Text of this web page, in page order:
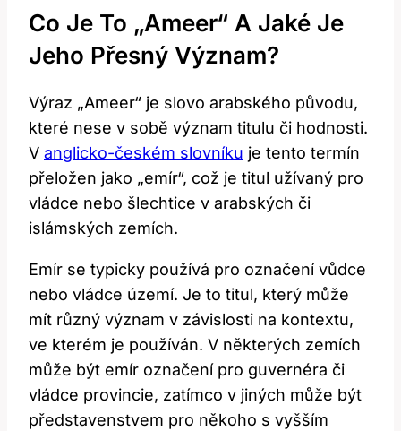
Co Je To „Ameer“ A⁢ Jaké Je⁣
Jeho ⁣přesný Význam?
Výraz „Ameer“ je slovo arabského původu,
které nese v sobě význam titulu či hodnosti.
V anglicko-českém slovníku je tento termín‌
přeložen jako „emír“, což je titul užívaný pro
vládce nebo ‌šlechtice ‍v ‍arabských či
islámských zemích.
Emír se typicky ⁣používá⁤ pro označení⁢ vůdce
‌nebo ‌vládce území. ‍Je​ to titul, který‌ může
mít různý význam v závislosti na ‍kontextu,
ve‌ kterém⁣ je používán.​ V některých zemích
může být emír označení‌ pro guvernéra či​
vládce provincie, zatímco v jiných může být
představenstvem pro někoho s⁢ vyšším